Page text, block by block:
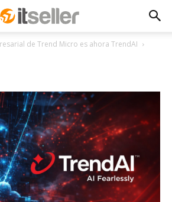
de Trend Micro es ahora TrendAI